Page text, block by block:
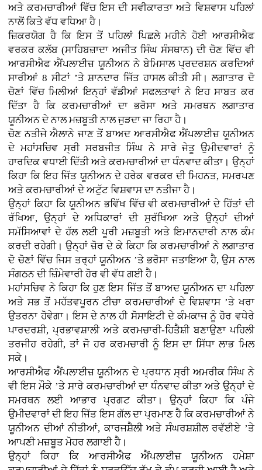
ਅਤੇ ਕਰਮਚਾਰੀਆਂ ਵਿੱਚ ਇਸ ਦੀ ਸਵੀਕਾਰਤਾ ਅਤੇ ਵਿਸ਼ਵਾਸ ਪਹਿਲਾਂ
ਨਾਲੋਂ ਕਿਤੇ ਵੱਧ ਵਧਿਆ ਹੈ।
ਜ਼ਿਕਰਯੋਗ ਹੈ ਕਿ ਇਸ ਤੋਂ ਪਹਿਲਾਂ ਪਿਛਲੇ ਮਹੀਨੇ ਹੋਈ ਆਰਸੀਐਫ
ਵਰਕਰ ਕਲੱਬ (ਸਾਹਿਬਜ਼ਾਦਾ ਅਜੀਤ ਸਿੰਘ ਸੰਸਥਾਨ) ਦੀ ਚੋਣ ਵਿੱਚ ਵੀ
ਆਰਸੀਐਫ ਐਂਪਲਾਈਜ਼ ਯੂਨੀਅਨ ਨੇ ਬੇਮਿਸਾਲ ਪ੍ਰਦਰਸ਼ਨ ਕਰਦਿਆਂ
ਸਾਰੀਆਂ 8 ਸੀਟਾਂ ’ਤੇ ਸ਼ਾਨਦਾਰ ਜਿੱਤ ਹਾਸਲ ਕੀਤੀ ਸੀ। ਲਗਾਤਾਰ ਦੋ
ਚੋਣਾਂ ਵਿੱਚ ਮਿਲੀਆਂ ਇਨ੍ਹਾਂ ਵੱਡੀਆਂ ਸਫਲਤਾਵਾਂ ਨੇ ਇਹ ਸਾਬਤ ਕਰ
ਦਿੱਤਾ ਹੈ ਕਿ ਕਰਮਚਾਰੀਆਂ ਦਾ ਭਰੋਸਾ ਅਤੇ ਸਮਰਥਨ ਲਗਾਤਾਰ
ਯੂਨੀਅਨ ਦੇ ਨਾਲ ਮਜ਼ਬੂਤੀ ਨਾਲ ਜੁੜਦਾ ਜਾ ਰਿਹਾ ਹੈ।
ਚੋਣ ਨਤੀਜੇ ਐਲਾਨੇ ਜਾਣ ਤੋਂ ਬਾਅਦ ਆਰਸੀਐਫ ਐਂਪਲਾਈਜ਼ ਯੂਨੀਅਨ
ਦੇ ਮਹਾਂਸਚਿਵ ਸ੍ਰੀ ਸਰਬਜੀਤ ਸਿੰਘ ਨੇ ਸਾਰੇ ਜੇਤੂ ਉਮੀਦਵਾਰਾਂ ਨੂੰ
ਹਾਰਦਿਕ ਵਧਾਈ ਦਿੱਤੀ ਅਤੇ ਕਰਮਚਾਰੀਆਂ ਦਾ ਧੰਨਵਾਦ ਕੀਤਾ। ਉਨ੍ਹਾਂ
ਕਿਹਾ ਕਿ ਇਹ ਜਿੱਤ ਯੂਨੀਅਨ ਦੇ ਹਰੇਕ ਵਰਕਰ ਦੀ ਮਿਹਨਤ, ਸਮਰਪਣ
ਅਤੇ ਕਰਮਚਾਰੀਆਂ ਦੇ ਅਟੁੱਟ ਵਿਸ਼ਵਾਸ ਦਾ ਨਤੀਜਾ ਹੈ।
ਉਨ੍ਹਾਂ ਕਿਹਾ ਕਿ ਯੂਨੀਅਨ ਭਵਿੱਖ ਵਿੱਚ ਵੀ ਕਰਮਚਾਰੀਆਂ ਦੇ ਹਿੱਤਾਂ ਦੀ
ਰੱਖਿਆ, ਉਨ੍ਹਾਂ ਦੇ ਅਧਿਕਾਰਾਂ ਦੀ ਸੁਰੱਖਿਆ ਅਤੇ ਉਨ੍ਹਾਂ ਦੀਆਂ
ਸਮੱਸਿਆਵਾਂ ਦੇ ਹੱਲ ਲਈ ਪੂਰੀ ਮਜ਼ਬੂਤੀ ਅਤੇ ਇਮਾਨਦਾਰੀ ਨਾਲ ਕੰਮ
ਕਰਦੀ ਰਹੇਗੀ। ਉਨ੍ਹਾਂ ਜ਼ੋਰ ਦੇ ਕੇ ਕਿਹਾ ਕਿ ਕਰਮਚਾਰੀਆਂ ਨੇ ਲਗਾਤਾਰ
ਦੋ ਚੋਣਾਂ ਵਿੱਚ ਜਿਸ ਤਰ੍ਹਾਂ ਯੂਨੀਅਨ ’ਤੇ ਭਰੋਸਾ ਜਤਾਇਆ ਹੈ, ਉਸ ਨਾਲ
ਸੰਗਠਨ ਦੀ ਜ਼ਿੰਮੇਵਾਰੀ ਹੋਰ ਵੀ ਵੱਧ ਗਈ ਹੈ।
ਮਹਾਂਸਚਿਵ ਨੇ ਕਿਹਾ ਕਿ ਹੁਣ ਇਸ ਜਿੱਤ ਤੋਂ ਬਾਅਦ ਯੂਨੀਅਨ ਦਾ ਪਹਿਲਾ
ਅਤੇ ਸਭ ਤੋਂ ਮਹੱਤਵਪੂਰਨ ਟੀਚਾ ਕਰਮਚਾਰੀਆਂ ਦੇ ਵਿਸ਼ਵਾਸ ’ਤੇ ਖਰਾ
ਉਤਰਨਾ ਹੋਵੇਗਾ। ਇਸ ਦੇ ਨਾਲ ਹੀ ਸੋਸਾਇਟੀ ਦੇ ਕੰਮਕਾਜ ਨੂੰ ਹੋਰ ਵਧੇਰੇ
ਪਾਰਦਰਸ਼ੀ, ਪ੍ਰਭਾਵਸ਼ਾਲੀ ਅਤੇ ਕਰਮਚਾਰੀ-ਹਿਤੈਸ਼ੀ ਬਣਾਉਣਾ ਪਹਿਲੀ
ਤਰਜੀਹ ਰਹੇਗੀ, ਤਾਂ ਜੋ ਹਰ ਕਰਮਚਾਰੀ ਨੂੰ ਇਸ ਦਾ ਸਿੱਧਾ ਲਾਭ ਮਿਲ
ਸਕੇ।
ਆਰਸੀਐਫ ਐਂਪਲਾਈਜ਼ ਯੂਨੀਅਨ ਦੇ ਪ੍ਰਧਾਨ ਸ੍ਰੀ ਅਮਰੀਕ ਸਿੰਘ ਨੇ
ਵੀ ਇਸ ਮੌਕੇ ’ਤੇ ਸਾਰੇ ਕਰਮਚਾਰੀਆਂ ਦਾ ਧੰਨਵਾਦ ਕੀਤਾ ਅਤੇ ਉਨ੍ਹਾਂ ਦੇ
ਸਮਰਥਨ ਲਈ ਆਭਾਰ ਪ੍ਰਗਟ ਕੀਤਾ। ਉਨ੍ਹਾਂ ਕਿਹਾ ਕਿ ਪੰਜੇ
ਉਮੀਦਵਾਰਾਂ ਦੀ ਇਹ ਜਿੱਤ ਇਸ ਗੱਲ ਦਾ ਪ੍ਰਮਾਣ ਹੈ ਕਿ ਕਰਮਚਾਰੀਆਂ ਨੇ
ਯੂਨੀਅਨ ਦੀਆਂ ਨੀਤੀਆਂ, ਕਾਰਜਸ਼ੈਲੀ ਅਤੇ ਸੰਘਰਸ਼ਸ਼ੀਲ ਰਵੱਈਏ ’ਤੇ
ਆਪਣੀ ਮਜ਼ਬੂਤ ਮੋਹਰ ਲਗਾਈ ਹੈ।
ਉਨ੍ਹਾਂ ਕਿਹਾ ਕਿ ਆਰਸੀਐਫ ਐਂਪਲਾਈਜ਼ ਯੂਨੀਅਨ ਹਮੇਸ਼ਾ